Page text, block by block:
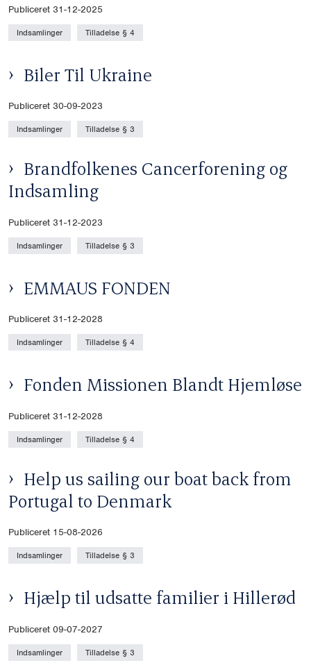
Publiceret 31-12-2025
Indsamlinger Tilladelse § 4
Biler Til Ukraine
Publiceret 30-09-2023
Indsamlinger Tilladelse § 3
Brandfolkenes Cancerforening og
Indsamling
Publiceret 31-12-2023
Indsamlinger Tilladelse § 3
EMMAUS FONDEN
Publiceret 31-12-2028
Indsamlinger Tilladelse § 4
Fonden Missionen Blandt Hjemløse
Publiceret 31-12-2028
Indsamlinger Tilladelse § 4
Help us sailing our boat back from
Portugal to Denmark
Publiceret 15-08-2026
Indsamlinger Tilladelse § 3
Hjælp til udsatte familier i Hillerød
Publiceret 09-07-2027
Indsamlinger Tilladelse § 3